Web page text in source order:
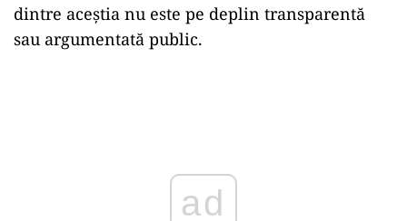
dintre aceștia nu este pe deplin transparentă
sau argumentată public.